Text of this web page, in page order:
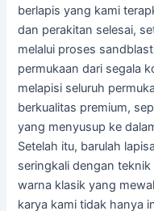
berlapis yang kami
dan perakitan selesai,
melalui proses
permukaan dari segala
melapisi seluruh
berkualitas premium,
yang menyusup ke
Setelah itu, barulah
seringkali dengan
warna klasik yang
karya kami tidak hanya